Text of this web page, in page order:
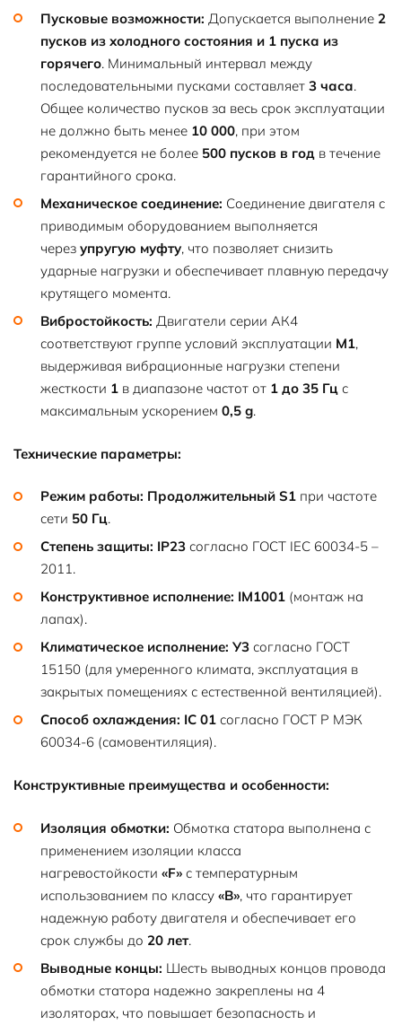
Пусковые возможности: Допускается выполнение 2
пусков из холодного состояния и 1 пуска из
горячего. Минимальный интервал между
последовательными пусками составляет 3 часа.
Общее количество пусков за весь срок эксплуатации
не должно быть менее 10 000, при этом
рекомендуется не более 500 пусков в год в течение
гарантийного срока.
Механическое соединение: Соединение двигателя с
приводимым оборудованием выполняется
через упругую муфту, что позволяет снизить
ударные нагрузки и обеспечивает плавную передачу
крутящего момента.
Вибростойкость: Двигатели серии АК4
соответствуют группе условий эксплуатации М1,
выдерживая вибрационные нагрузки степени
жесткости 1 в диапазоне частот от 1 до 35 Гц с
максимальным ускорением 0,5 g.
Технические параметры:
Режим работы: Продолжительный S1 при частоте
сети 50 Гц.
Степень защиты: IP23 согласно ГОСТ IEC 60034-5 –
2011.
Конструктивное исполнение: IM1001 (монтаж на
лапах).
Климатическое исполнение: У3 согласно ГОСТ
15150 (для умеренного климата, эксплуатация в
закрытых помещениях с естественной вентиляцией).
Способ охлаждения: IC 01 согласно ГОСТ Р МЭК
60034-6 (самовентиляция).
Конструктивные преимущества и особенности:
Изоляция обмотки: Обмотка статора выполнена с
применением изоляции класса
нагревостойкости «F» с температурным
использованием по классу «В», что гарантирует
надежную работу двигателя и обеспечивает его
срок службы до 20 лет.
Выводные концы: Шесть выводных концов провода
обмотки статора надежно закреплены на 4
изоляторах, что повышает безопасность и